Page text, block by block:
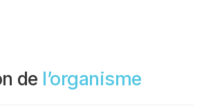
de l’organisme